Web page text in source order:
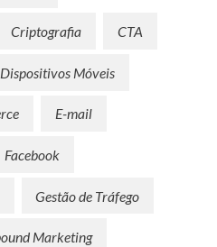
Criptografia CTA
Dispositivos Móveis
E-mail
Facebook
Gestão de Tráfego
Marketing